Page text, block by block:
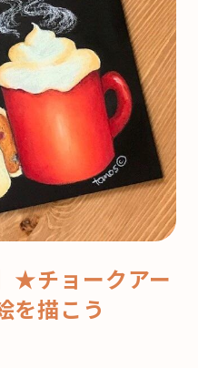
★チョークアー
を描こう